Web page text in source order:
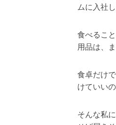
ムに入社
食べるこ
用品は、
食卓だけ
けていい
そんな私